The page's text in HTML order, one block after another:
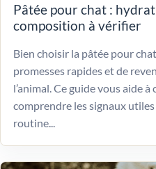
Pâtée pour chat :
composition à vérifier
Bien choisir la pâtée pour
promesses rapides et de
l’animal. Ce guide vous aide
comprendre les signaux
routine...